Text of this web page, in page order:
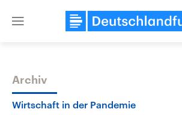
Close
Themen
Archiv
Wirtschaft in der Pandemie